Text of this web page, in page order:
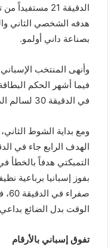
الدقيقة 21
بصناعة داني أولمو.
وأنهى المنتخب
فيما أشهر الحكم
في الدقيقة 30 لسالم الدوسري.
ومع بداية الشوط
التمبكتي هدفاً بالخطأ
بفوز إسبانيا برباعية
الوقت بدل الضائع
تفوق إسباني بالأرقام